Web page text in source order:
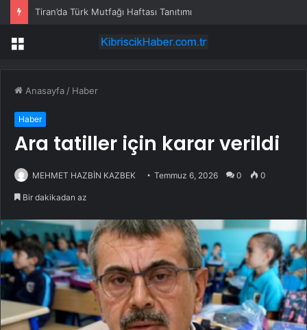
Tiran’da Türk Mutfağı Haftası Tanıtımı
Menü
Anasayfa / Haber
Haber
Ara tatiller için karar verildi
MEHMET HAZBİN KAZBEK Temmuz 6, 2026 0 0
Bir dakikadan az